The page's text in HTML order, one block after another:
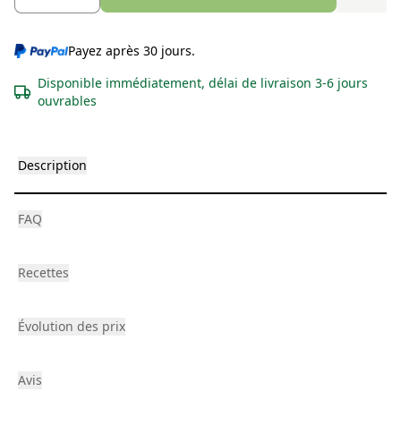
Payez après 30 jours.
Disponible immédiatement, délai de livraison 3-6 jours
ouvrables
Description
FAQ
Recettes
Évolution des prix
Avis